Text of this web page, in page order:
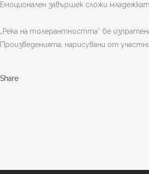
Емоционален завършек сложи
„Река на толерантността“ бе
Произведенията, нарисувани от
Share